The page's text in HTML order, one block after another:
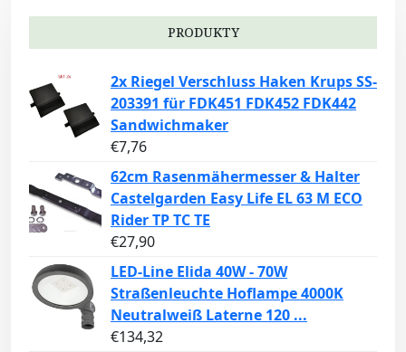
PRODUKTY
2x Riegel Verschluss Haken Krups SS-
203391 für FDK451 FDK452 FDK442
Sandwichmaker
€7,76
62cm Rasenmähermesser & Halter
Castelgarden Easy Life EL 63 M ECO
Rider TP TC TE
€27,90
LED-Line Elida 40W - 70W
Straßenleuchte Hoflampe 4000K
Neutralweiß Laterne 120 ...
€134,32